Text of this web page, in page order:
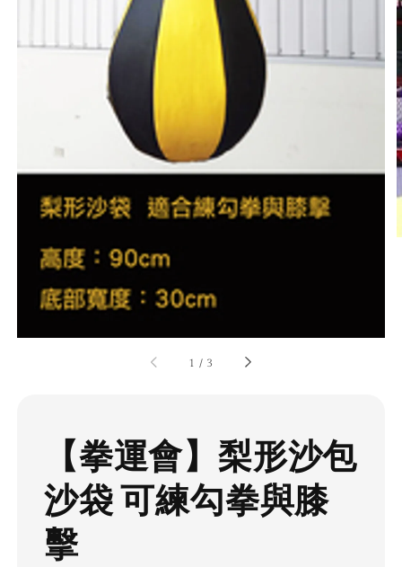
1 / 3
【拳運會】梨形沙包
沙袋 可練勾拳與膝
擊